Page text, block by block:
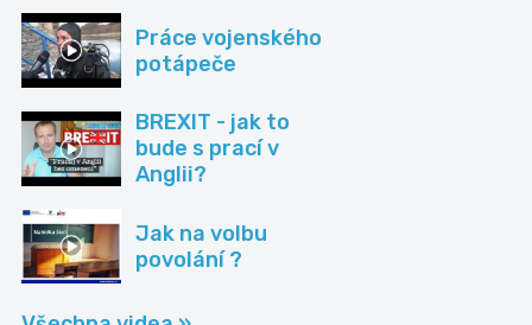
Práce vojenského
potápeče
BREXIT - jak to
bude s prací v
Anglii?
Jak na volbu
povolání ?